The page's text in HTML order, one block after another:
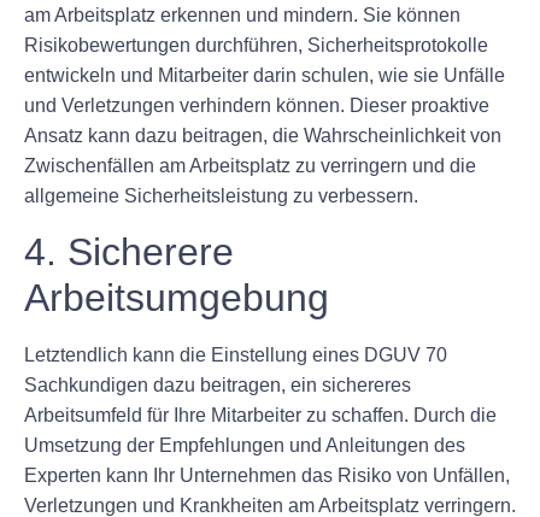
am Arbeitsplatz erkennen und mindern. Sie können
Risikobewertungen durchführen, Sicherheitsprotokolle
entwickeln und Mitarbeiter darin schulen, wie sie Unfälle
und Verletzungen verhindern können. Dieser proaktive
Ansatz kann dazu beitragen, die Wahrscheinlichkeit von
Zwischenfällen am Arbeitsplatz zu verringern und die
allgemeine Sicherheitsleistung zu verbessern.
4. Sicherere
Arbeitsumgebung
Letztendlich kann die Einstellung eines DGUV 70
Sachkundigen dazu beitragen, ein sichereres
Arbeitsumfeld für Ihre Mitarbeiter zu schaffen. Durch die
Umsetzung der Empfehlungen und Anleitungen des
Experten kann Ihr Unternehmen das Risiko von Unfällen,
Verletzungen und Krankheiten am Arbeitsplatz verringern.